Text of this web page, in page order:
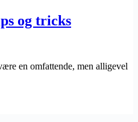
og tricks
en omfattende, men alligevel